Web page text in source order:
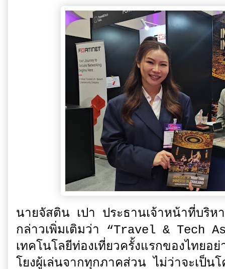
นายจัสติน เปา ประธานเจ้าหน้าที่บริ
กล่าวเพิ่มเติมว่า “Travel & Tech
เทคโนโลยีท่องเที่ยวครั้งแรกของไทย
โยงผู้เล่นจากทุกภาคส่วน ไม่ว่าจะเป็น